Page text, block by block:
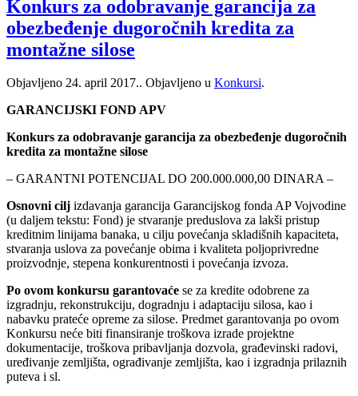
Konkurs za odobravanje garancija za
obezbeđenje dugoročnih kredita za
montažne silose
Objavljeno 24. april 2017.. Objavljeno u Konkursi.
GARANCIJSKI FOND APV
Konkurs za odobravanje garancija za obezbeđenje dugoročnih
kredita za montažne silose
– GARANTNI POTENCIJAL DO 200.000.000,00 DINARA –
Osnovni cilj izdavanja garancija Garancijskog fonda AP Vojvodine
(u daljem tekstu: Fond) je stvaranje preduslova za lakši pristup
kreditnim linijama banaka, u cilju povećanja skladišnih kapaciteta,
stvaranja uslova za povećanje obima i kvaliteta poljoprivredne
proizvodnje, stepena konkurentnosti i povećanja izvoza.
Po ovom konkursu garantovaće se za kredite odobrene za
izgradnju, rekonstrukciju, dogradnju i adaptaciju silosa, kao i
nabavku prateće opreme za silose. Predmet garantovanja po ovom
Konkursu neće biti finansiranje troškova izrade projektne
dokumentacije, troškova pribavljanja dozvola, građevinski radovi,
uređivanje zemljišta, ograđivanje zemljišta, kao i izgradnja prilaznih
puteva i sl.